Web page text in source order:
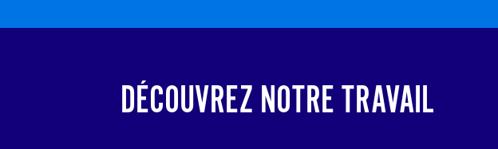
DÉCOUVREZ NOTRE TRAVAIL